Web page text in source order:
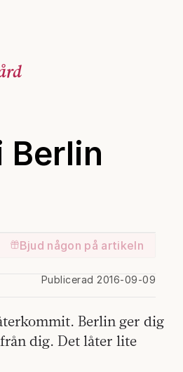
Berlin
Bjud någon på artikeln
Publicerad 2016-09-09
Berlin ger dig
dig. Det låter lite